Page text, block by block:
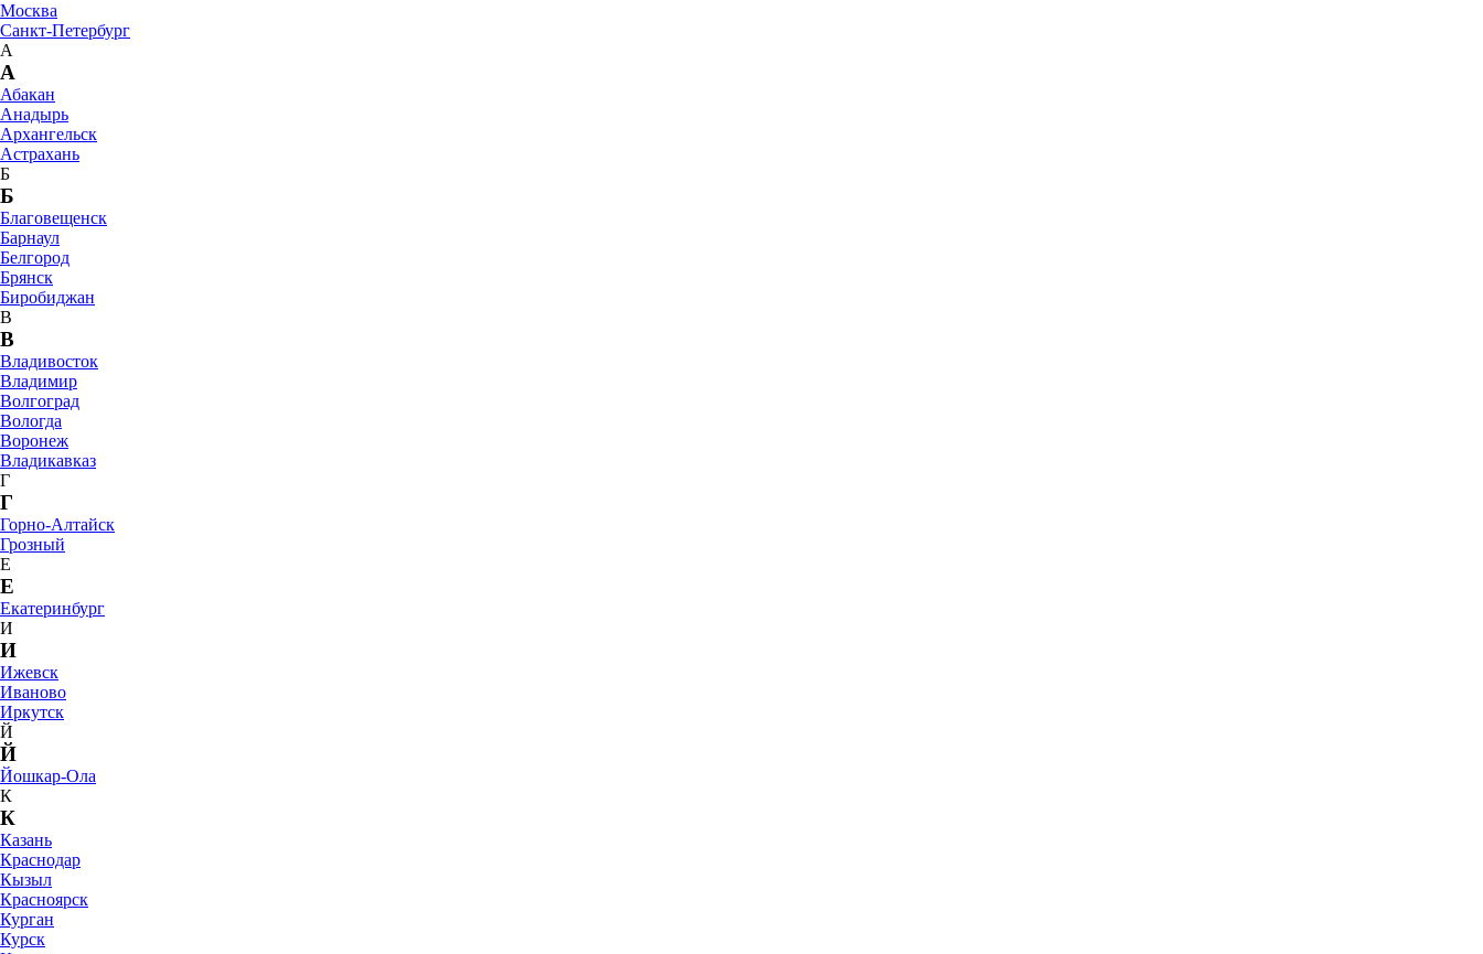
Москва
Санкт-Петербург
А
А
Абакан
Анадырь
Архангельск
Астрахань
Б
Б
Благовещенск
Барнаул
Белгород
Брянск
Биробиджан
В
В
Владивосток
Владимир
Волгоград
Вологда
Воронеж
Владикавказ
Г
Г
Горно-Алтайск
Грозный
Е
Е
Екатеринбург
И
И
Ижевск
Иваново
Иркутск
Й
Й
Йошкар-Ола
К
К
Казань
Краснодар
Кызыл
Красноярск
Курган
Курск